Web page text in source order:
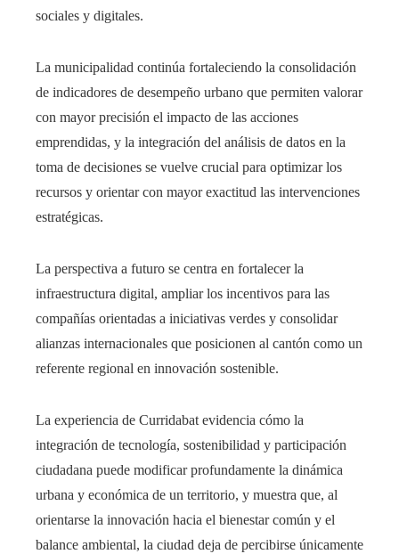
sociales y digitales.
La municipalidad continúa fortaleciendo la consolidación
de indicadores de desempeño urbano que permiten valorar
con mayor precisión el impacto de las acciones
emprendidas, y la integración del análisis de datos en la
toma de decisiones se vuelve crucial para optimizar los
recursos y orientar con mayor exactitud las intervenciones
estratégicas.
La perspectiva a futuro se centra en fortalecer la
infraestructura digital, ampliar los incentivos para las
compañías orientadas a iniciativas verdes y consolidar
alianzas internacionales que posicionen al cantón como un
referente regional en innovación sostenible.
La experiencia de Curridabat evidencia cómo la
integración de tecnología, sostenibilidad y participación
ciudadana puede modificar profundamente la dinámica
urbana y económica de un territorio, y muestra que, al
orientarse la innovación hacia el bienestar común y el
balance ambiental, la ciudad deja de percibirse únicamente